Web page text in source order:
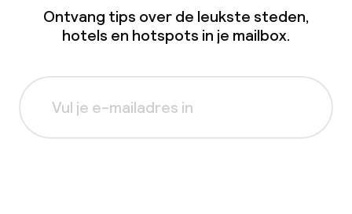
Ontvang tips over de leukste steden,
hotels en hotspots in je mailbox.